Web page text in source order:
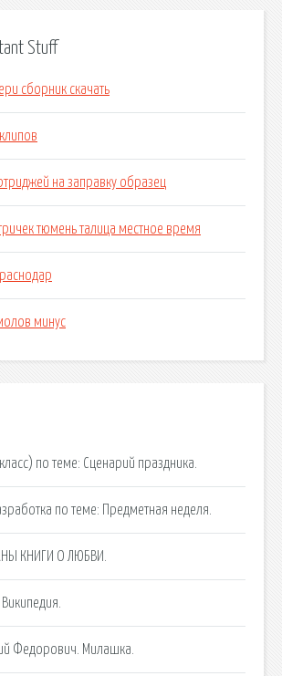
Stuff
сборник скачать
на заправку образец
тюмень талица местное время
минус
по теме: Сценарий праздника.
по теме: Предметная неделя.
КНИГИ О ЛЮБВИ.
Федорович. Милашка.